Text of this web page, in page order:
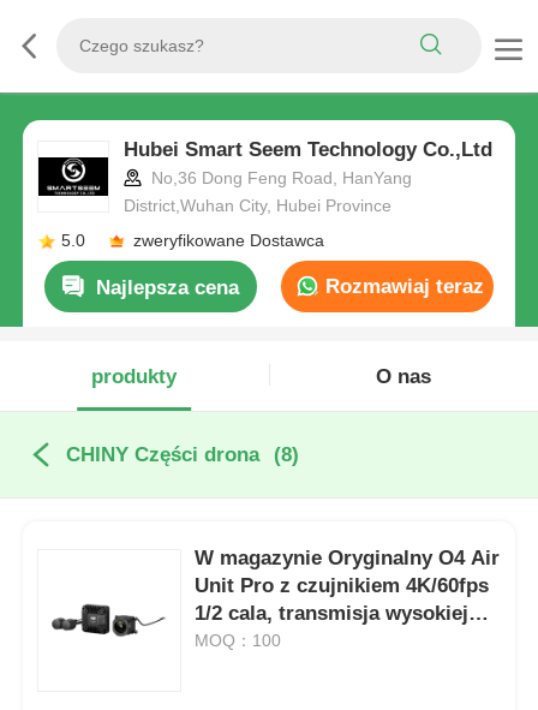
Hubei Smart Seem Technology Co.,Ltd
No,36 Dong Feng Road, HanYang
District,Wuhan City, Hubei Province
5.0
zweryfikowane Dostawca
Najlepsza cena Rozmawiaj teraz
produkty O nas
CHINY Części drona (8)
W magazynie Oryginalny O4 Air
Unit Pro z czujnikiem 4K/60fps
1/2 cala, transmisja wysokiej
rozdzielczości 15km, O4 Pro
MOQ：100